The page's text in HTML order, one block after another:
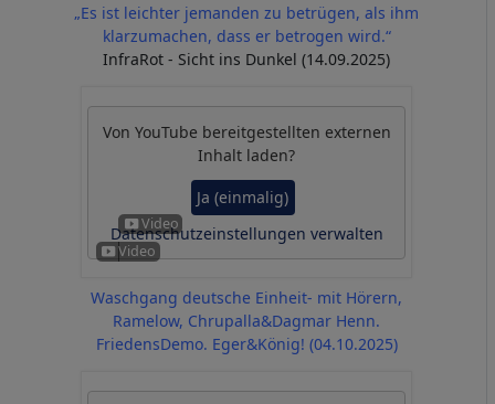
„Es ist leichter jemanden zu betrügen, als ihm
klarzumachen, dass er betrogen wird.“
InfraRot - Sicht ins Dunkel (14.09.2025)
Von YouTube bereitgestellten externen
Inhalt laden?
Ja (einmalig)
Datenschutzeinstellungen verwalten
Waschgang deutsche Einheit- mit Hörern,
Ramelow, Chrupalla&Dagmar Henn.
FriedensDemo. Eger&König! (04.10.2025)